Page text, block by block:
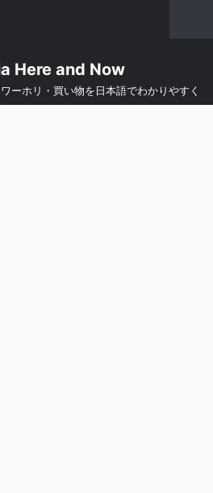
Here and Now
ーホリ・買い物を日本語でわかりやすく